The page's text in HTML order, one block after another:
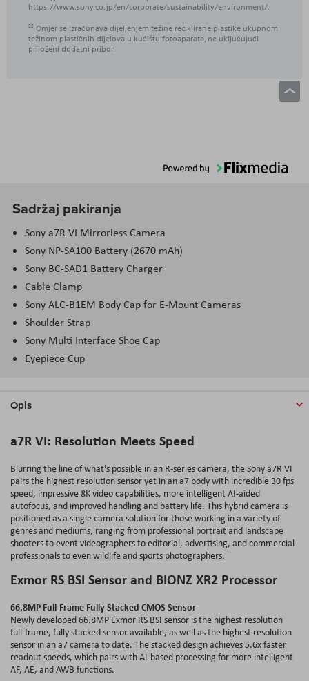
https://www.sony.co.jp/en/corporate/sustainability/environment/.
53 Omjer se izračunava dijeljenjem težine reciklirane plastike ukupnom
težinom plastičnih dijelova u kućištu fotoaparata, ne uključujući
priloženi dodatni pribor.
Sadržaj pakiranja
Sony a7R VI Mirrorless Camera
Sony NP-SA100 Battery (2670 mAh)
Sony BC-SAD1 Battery Charger
Cable Clamp
Sony ALC-B1EM Body Cap for E-Mount Cameras
Shoulder Strap
Sony Multi Interface Shoe Cap
Eyepiece Cup
Opis
a7R VI: Resolution Meets Speed
Blurring the line of what's possible in an R-series camera, the Sony a7R VI
pairs the highest resolution sensor yet in an a7 body with incredible 30 fps
speed, impressive 8K video capabilities, more intelligent AI-aided
autofocus, and improved handling and battery life. This hybrid camera is
positioned as a single camera solution for those working in a variety of
genres and mediums, ranging from professional portrait and landscape
shooters to event videographers to editorial, advertising, and commercial
professionals to even wildlife and sports photographers.
Exmor RS BSI Sensor and BIONZ XR2 Processor
66.8MP Full-Frame Fully Stacked CMOS Sensor
Newly developed 66.8MP Exmor RS BSI sensor is the highest resolution
full-frame, fully stacked sensor available, as well as the highest resolution
sensor in an a7 camera to date. The stacked design achieves 5.6x faster
readout speeds, which pairs with AI-based processing for more intelligent
AF, AE, and AWB functions.